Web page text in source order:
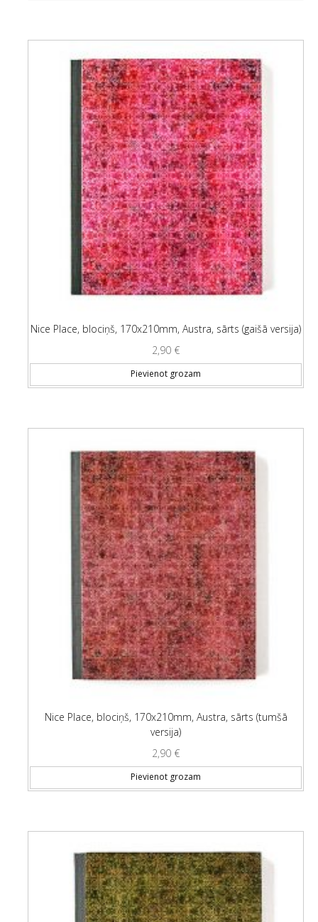
Nice Place, blociņš, 170x210mm, Austra, sārts (gaišā versija)
2,90 €
Pievienot grozam
Nice Place, blociņš, 170x210mm, Austra, sārts (tumšā
versija)
2,90 €
Pievienot grozam